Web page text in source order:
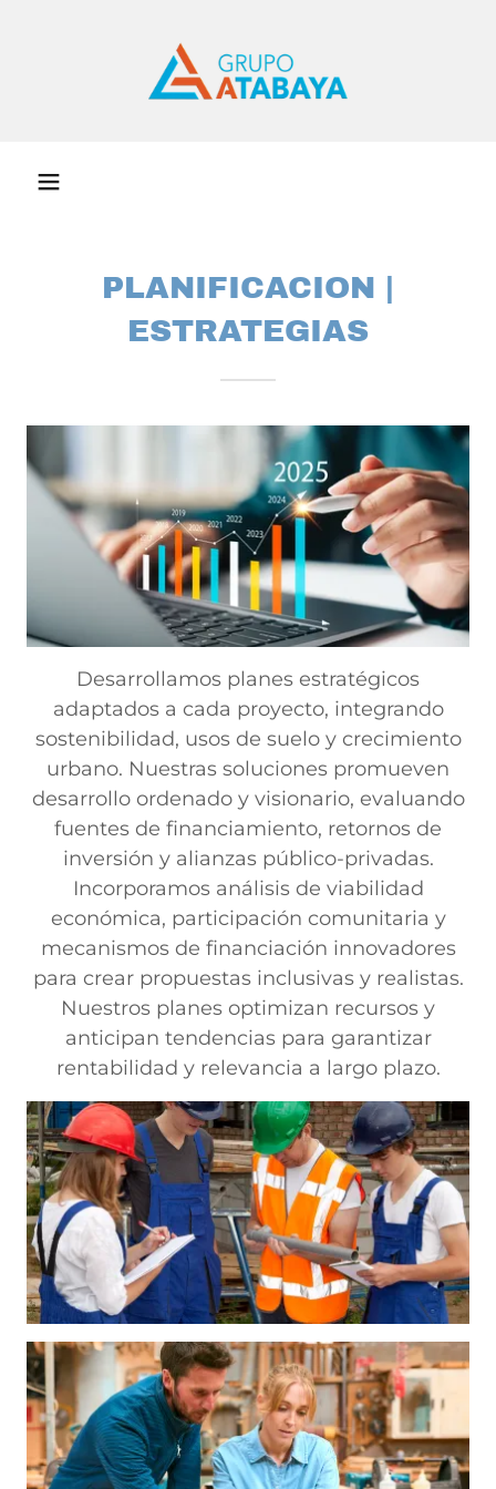
PLANIFICACION |
ESTRATEGIAS
Desarrollamos planes estratégicos
adaptados a cada proyecto, integrando
sostenibilidad, usos de suelo y crecimiento
urbano. Nuestras soluciones promueven
desarrollo ordenado y visionario, evaluando
fuentes de financiamiento, retornos de
inversión y alianzas público-privadas.
Incorporamos análisis de viabilidad
económica, participación comunitaria y
mecanismos de financiación innovadores
para crear propuestas inclusivas y realistas.
Nuestros planes optimizan recursos y
anticipan tendencias para garantizar
rentabilidad y relevancia a largo plazo.